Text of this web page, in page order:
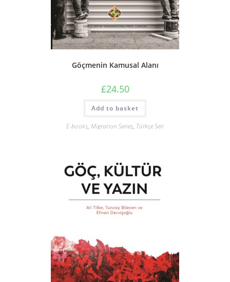
Göçmenin Kamusal Alanı
£24.50
Add to basket
E-books, Migration Series, Türkçe Seri